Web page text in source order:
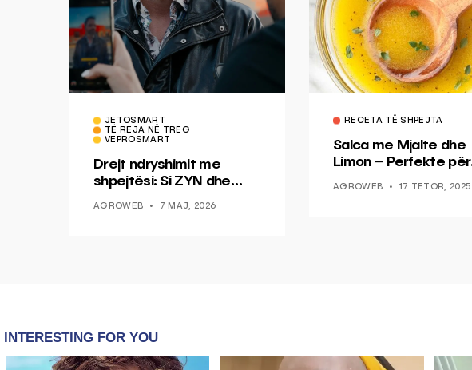
JETOSMART
TË REJA NË TREG
VEPROSMART
Drejt ndryshimit me
shpejtësi: Si ZYN dhe
epokë të re pa tym
AGROWEB 7 MAJ, 2026
RECETA TË SHPEJTA
Salca me Mjalte dhe
Limon – Perfekte për
AGROWEB 17 TETOR, 2025